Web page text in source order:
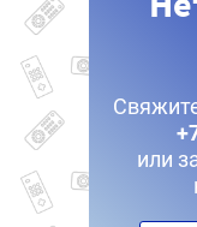
или